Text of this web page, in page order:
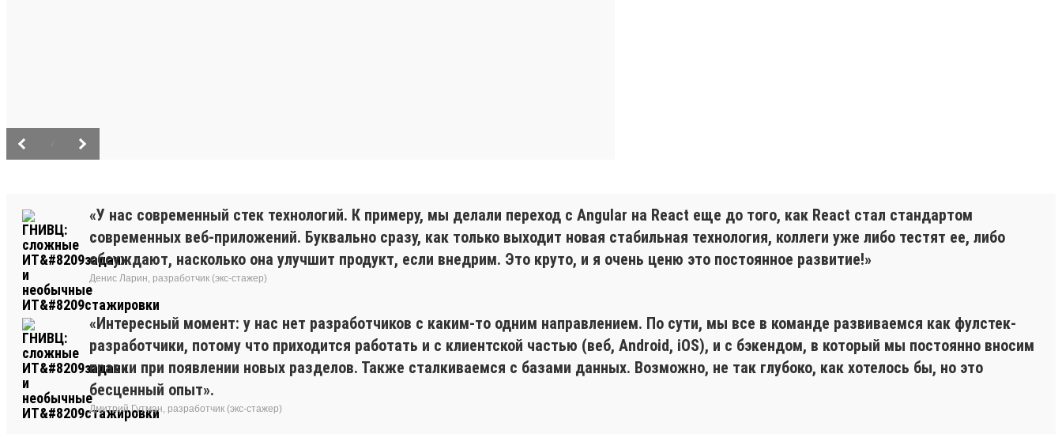
«У нас современный стек технологий. К примеру, мы делали переход с Angular на React еще до того, как React стал стандартом
современных веб-приложений. Буквально сразу, как только выходит новая стабильная технология, коллеги уже либо тестят ее, либо
обсуждают, насколько она улучшит продукт, если внедрим. Это круто, и я очень ценю это постоянное развитие!»
Денис Ларин, разработчик (экс-стажер)
«Интересный момент: у нас нет разработчиков с каким-то одним направлением. По сути, мы все в команде развиваемся как фулстек-
разработчики, потому что приходится работать и с клиентской частью (веб, Android, iOS), и с бэкендом, в который мы постоянно вносим
правки при появлении новых разделов. Также сталкиваемся с базами данных. Возможно, не так глубоко, как хотелось бы, но это
бесценный опыт».
Дмитрий Гутман, разработчик (экс-стажер)